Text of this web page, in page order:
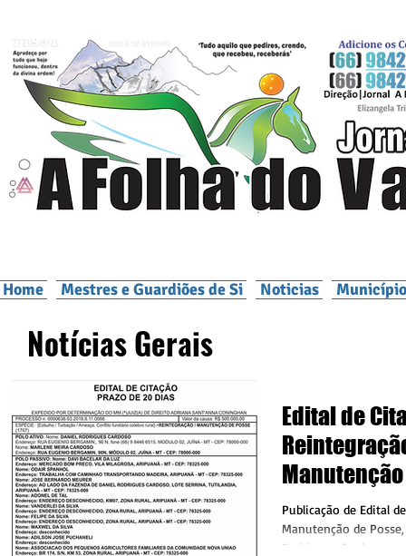
Home Mestres e Guardiões de Si Noticias
Notícias Gerais
Edital de
favor de
Cardoso,
Publicação de Edital
Manutenção de
Rodrigues Cardoso,